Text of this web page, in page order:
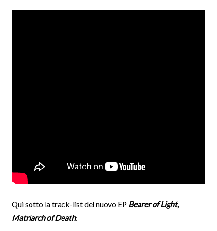
Qui sotto la track-list del nuovo EP Bearer of Light,
Matriarch of Death: